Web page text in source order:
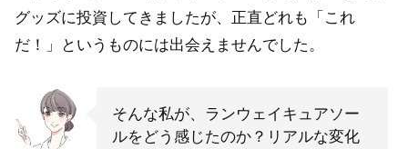
グッズに投資してきましたが、正直どれも「これ
だ！」というものには出会えませんでした。
そんな私が、ランウェイキュアソー
ルをどう感じたのか？リアルな変化